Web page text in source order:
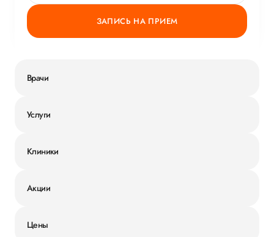
ЗАПИСЬ НА ПРИЕМ
Врачи
Услуги
Клиники
Акции
Цены